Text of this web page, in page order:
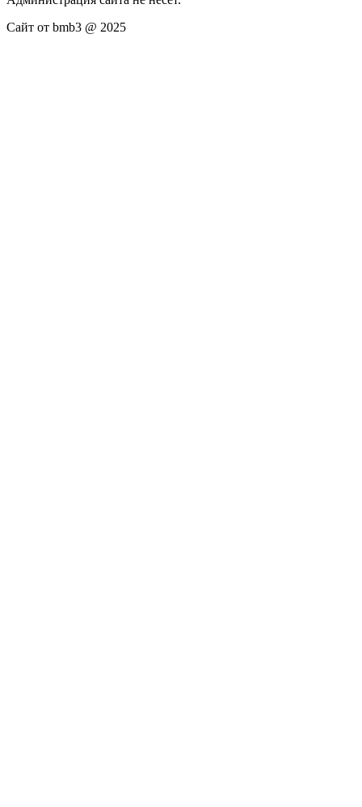
Сайт от bmb3 @ 2025